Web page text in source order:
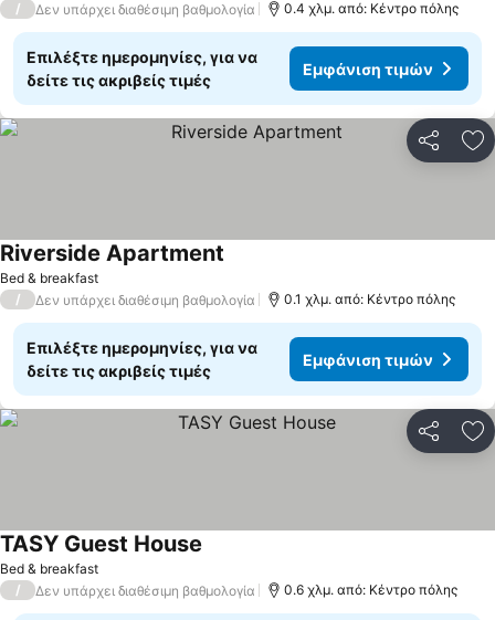
/ Δεν υπάρχει διαθέσιμη βαθμολογία 0.4 χλμ. από: Κέντρο πόλης
Επιλέξτε ημερομηνίες, για να
δείτε τις ακριβείς τιμές
Εμφάνιση τιμών
Bed & breakfast
Riverside Apartment
/ Δεν υπάρχει διαθέσιμη βαθμολογία 0.1 χλμ. από: Κέντρο πόλης
Επιλέξτε ημερομηνίες, για να
δείτε τις ακριβείς τιμές
Εμφάνιση τιμών
Bed & breakfast
TASY Guest House
/ Δεν υπάρχει διαθέσιμη βαθμολογία 0.6 χλμ. από: Κέντρο πόλης